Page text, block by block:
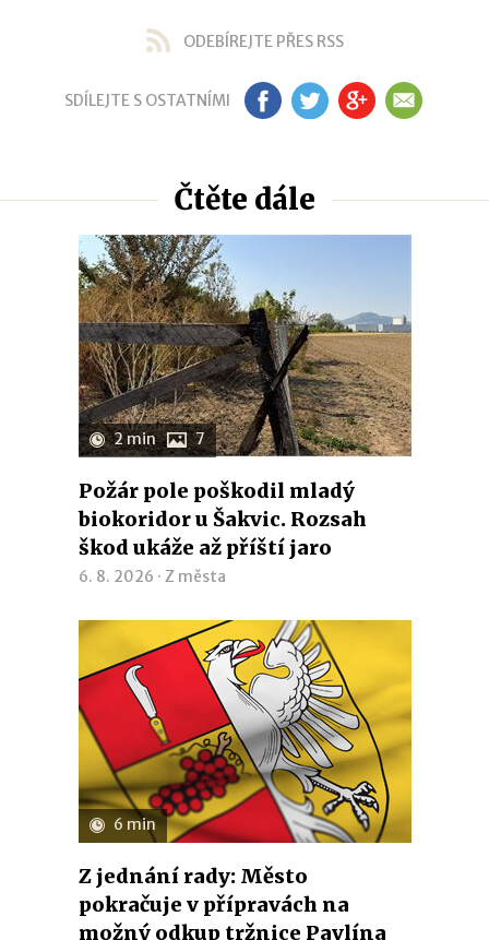
ODEBÍREJTE PŘES RSS
SDÍLEJTE S OSTATNÍMI FB TW GP EM
Čtěte dále
2 min 7
Požár pole poškodil mladý
biokoridor u Šakvic. Rozsah
škod ukáže až příští jaro
6. 8. 2026 · Z města
6 min
Z jednání rady: Město
pokračuje v přípravách na
možný odkup tržnice Pavlína